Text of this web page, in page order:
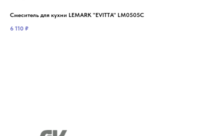
Смеситель для кухни LEMARK "EVITTA" LM0505C
6 110 ₽